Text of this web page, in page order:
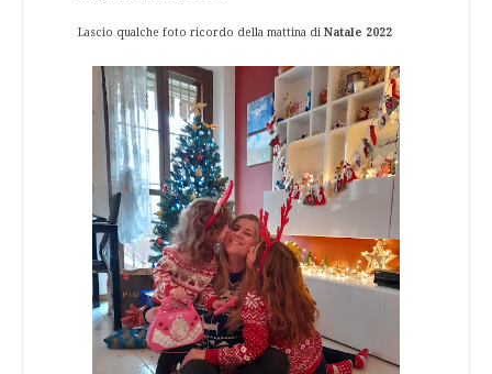
Lascio qualche foto ricordo della mattina di Natale 2022